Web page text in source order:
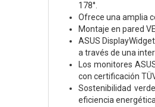
178°.
Ofrece una amplia
Montaje en pared
ASUS
a través de una
Los monitores
con certificación
Sostenibilidad
eficiencia